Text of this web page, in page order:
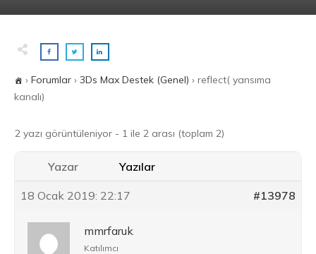
› Forumlar › 3Ds Max Destek (Genel) › reflect( yansıma
kanalı)
2 yazı görüntüleniyor - 1 ile 2 arası (toplam 2)
Yazar Yazılar
18 Ocak 2019: 22:17 #13978
mmrfaruk
Katılımcı